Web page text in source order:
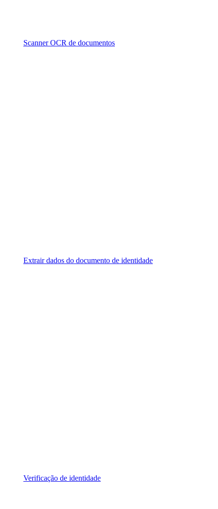
Scanner OCR de documentos
Extrair dados do documento de identidade
Verificação de identidade